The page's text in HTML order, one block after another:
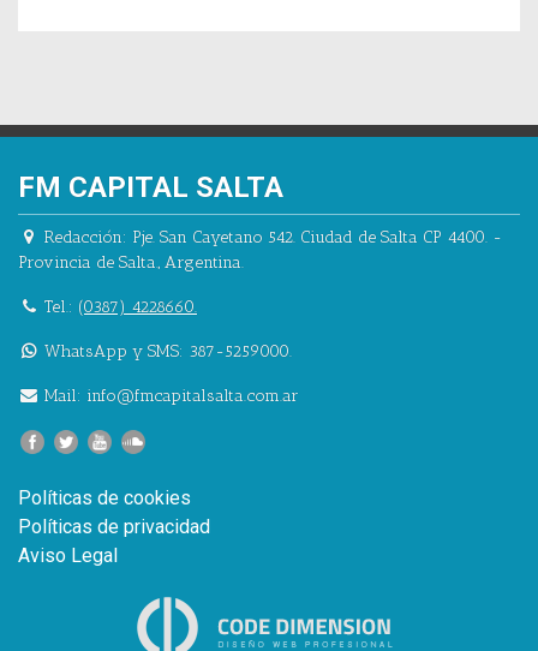
FM CAPITAL SALTA
Redacción: Pje. San Cayetano 542. Ciudad de Salta CP 4400. -
Provincia de Salta., Argentina.
Tel.: (0387) 4228660.
WhatsApp y SMS: 387-5259000.
Mail: info@fmcapitalsalta.com.ar
Políticas de cookies
Políticas de privacidad
Aviso Legal